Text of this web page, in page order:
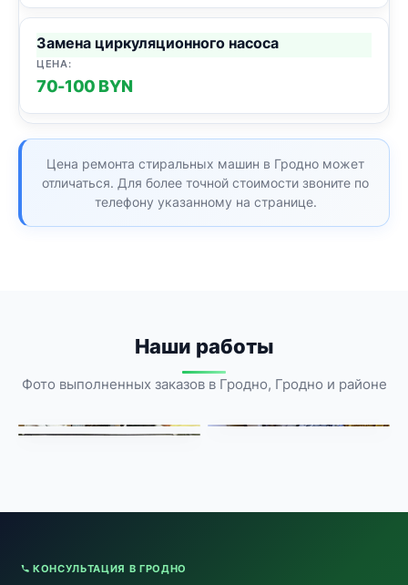
Замена циркуляционного насоса
70-100 BYN
Цена ремонта стиральных машин в Гродно может
отличаться. Для более точной стоимости звоните по
телефону указанному на странице.
Наши работы
Фото выполненных заказов в Гродно, Гродно и районе
КОНСУЛЬТАЦИЯ В ГРОДНО